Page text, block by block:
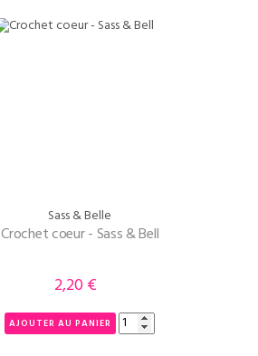
Sass & Belle
Crochet coeur - Sass & Bell
Prix
2,20 €
AJOUTER AU PANIER